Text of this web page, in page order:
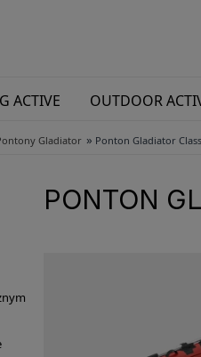
ACTIVE OUTDOOR
Gladiator » Ponton Gladiator
PONTON